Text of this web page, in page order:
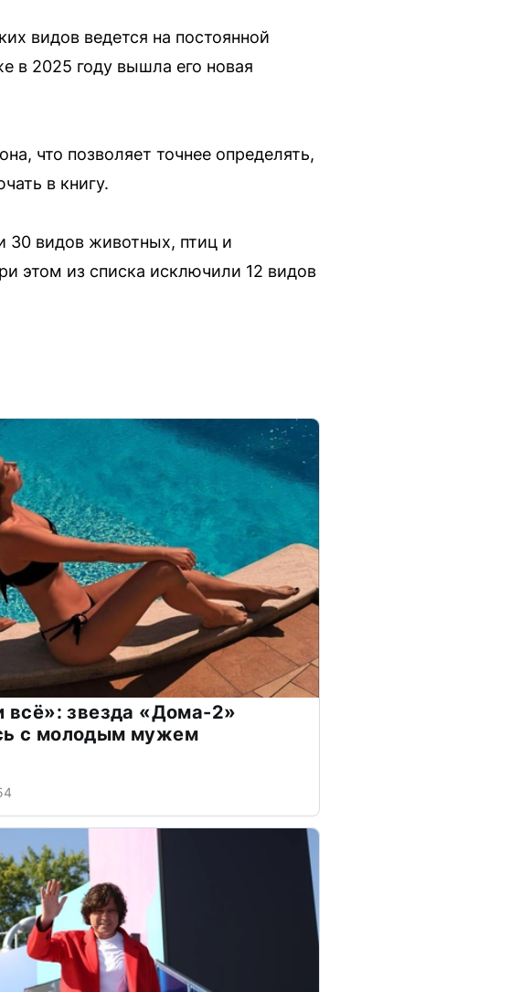
видов ведется на постоянной
в 2025 году вышла его новая
что позволяет точнее определять,
в книгу.
30 видов животных, птиц и
этом из списка исключили 12 видов
всё»: звезда «Дома-2»
с молодым мужем